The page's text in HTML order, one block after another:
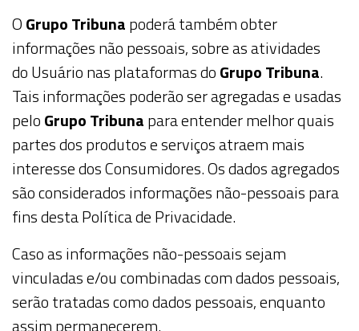
OGrupo Tribunapoderá também obter
informações não pessoais, sobre as atividades
doUsuárionas plataformas doGrupo Tribuna.
Tais informações poderão ser agregadas e usadas
peloGrupo Tribunapara entender melhor quais
partes dos produtos e serviços atraem mais
interesse dosConsumidores. Os dados agregados
são considerados informações não-pessoais para
fins desta Política de Privacidade.
Caso as informações não-pessoais sejam
vinculadas e/ou combinadas com dados pessoais,
serão tratadas como dados pessoais, enquanto
assim permanecerem.